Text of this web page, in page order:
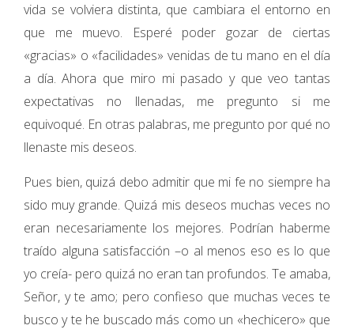
vida se volviera distinta, que cambiara el entorno en
que me muevo. Esperé poder gozar de ciertas
«gracias» o «facilidades» venidas de tu mano en el día
a día. Ahora que miro mi pasado y que veo tantas
expectativas no llenadas, me pregunto si me
equivoqué. En otras palabras, me pregunto por qué no
llenaste mis deseos.
Pues bien, quizá debo admitir que mi fe no siempre ha
sido muy grande. Quizá mis deseos muchas veces no
eran necesariamente los mejores. Podrían haberme
traído alguna satisfacción –o al menos eso es lo que
yo creía- pero quizá no eran tan profundos. Te amaba,
Señor, y te amo; pero confieso que muchas veces te
busco y te he buscado más como un «hechicero» que